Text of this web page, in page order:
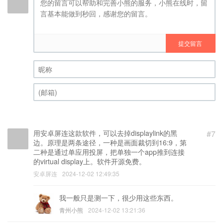
提交留言
昵称 (必填)
#7
用安卓屏连这款软件，可以去掉displaylink的黑
边。原理是两条途径，一种是画面裁切到16:9，第
二种是通过单应用投屏，把单独一个app推到连接
的virtual display上。软件开源免费。
安卓屏连 2024-12-02 12:49:35
我一般只是测一下，很少用这些东西。
青州小熊 2024-12-02 13:21:36